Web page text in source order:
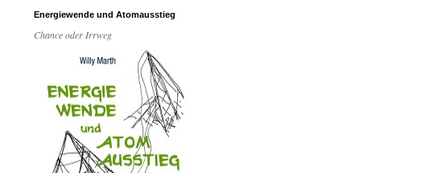
Energiewende und Atomausstieg
Chance oder Irrweg